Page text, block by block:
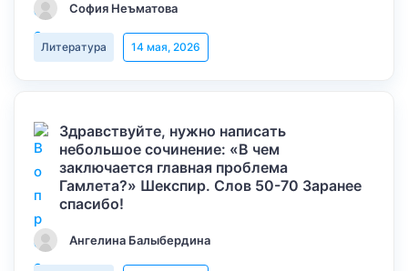
София Неъматова
Литература 14 мая, 2026
Здравствуйте, нужно написать
небольшое сочинение: «В чем
заключается главная проблема
Гамлета?» Шекспир. Слов 50-70 Заранее
спасибо!
Ангелина Балыбердина